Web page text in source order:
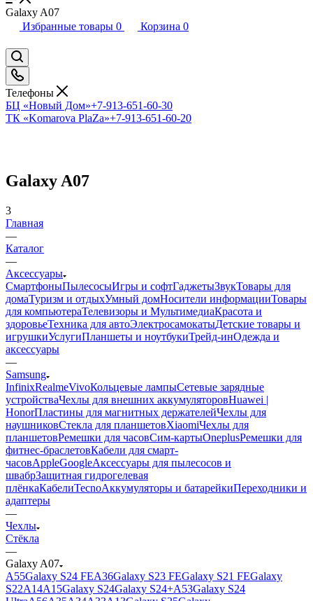
Galaxy A07
Избранные товары 0 Корзина 0
Телефоны
БЦ «Новый Дом»+7-913-651-60-30
ТК «Komarova PlaZa»+7-913-651-60-20
Galaxy A07
3
Главная
—
Каталог
—
Аксессуары
СмартфоныПылесосыИгры и софтГаджетыЗвукТовары для
домаТуризм и отдыхУмный домНосители информацииТовары
для компьютераТелевизоры и МультимедиаКрасота и
здоровьеТехника для автоЭлектросамокатыДетские товары и
игрушкиУслугиПланшеты и ноутбукиТрейд-инОдежда и
аксессуары
—
Samsung
InfinixRealmeVivoКольцевые лампыСетевые зарядные
устройстваЧехлы для внешних аккумуляторовHuawei |
HonorПластины для магнитных держателейЧехлы для
наушниковСтекла для планшетовXiaomiЧехлы для
планшетовРемешки для часовСим-картыOneplusРемешки для
фитнес-браслетовКабели для смарт-
часовAppleGoogleАксессуары для пылесосов и
швабрЗащитная гидрогелевая
плёнкаКабелиTecnoАккумуляторы и батарейкиПереходники и
адаптеры
—
Чехлы
Стёкла
—
Galaxy A07
A55Galaxy S24 FEA36Galaxy S23 FEGalaxy S21 FEGalaxy
S22A14A15Galaxy S24Galaxy S24+A53Galaxy S24